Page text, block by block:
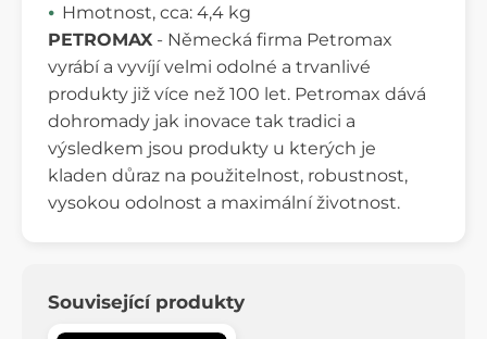
Hmotnost, cca: 4,4 kg
PETROMAX - Německá firma Petromax
vyrábí a vyvíjí velmi odolné a trvanlivé
produkty již více než 100 let. Petromax dává
dohromady jak inovace tak tradici a
výsledkem jsou produkty u kterých je
kladen důraz na použitelnost, robustnost,
vysokou odolnost a maximální životnost.
Související produkty